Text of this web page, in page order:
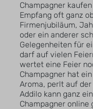
Champagner
Empfang oft ganz
Firmenjubiläum,
oder ein anderer
Gelegenheiten für
darf auf vielen
wertet eine Feier
Champagner hat
Aroma, perlt auf
Addilo kann ganz
Champagner online